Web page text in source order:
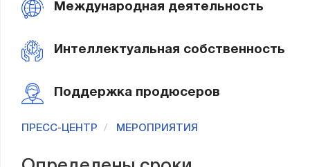
Международная деятельность
Интеллектуальная собственность
Поддержка продюсеров
ПРЕСС-ЦЕНТР МЕРОПРИЯТИЯ